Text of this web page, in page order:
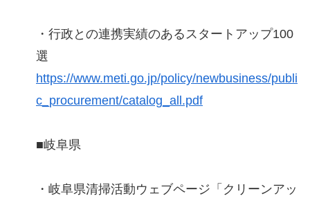
・行政との連携実績のあるスタートアップ100
選
https://www.meti.go.jp/policy/newbusiness/publi
c_procurement/catalog_all.pdf
■岐阜県
・岐阜県清掃活動ウェブページ「クリーンアッ